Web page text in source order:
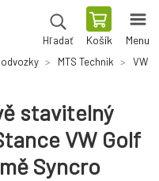
Hľadať Košík Menu
MTS Technik
VW
stavitelný
VW Golf
Syncro